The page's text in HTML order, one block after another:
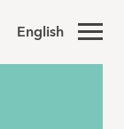
English